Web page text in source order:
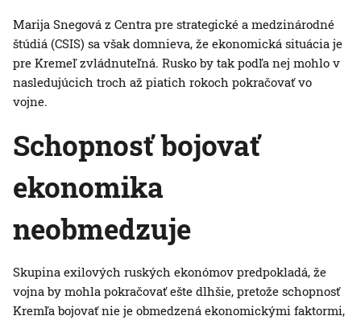
Marija Snegová z Centra pre strategické a medzinárodné
štúdiá (CSIS) sa však domnieva, že ekonomická situácia je
pre Kremeľ zvládnuteľná. Rusko by tak podľa nej mohlo v
nasledujúcich troch až piatich rokoch pokračovať vo
vojne.
Schopnosť bojovať
ekonomika
neobmedzuje
Skupina exilových ruských ekonómov predpokladá, že
vojna by mohla pokračovať ešte dlhšie, pretože schopnosť
Kremľa bojovať nie je obmedzená ekonomickými faktormi,